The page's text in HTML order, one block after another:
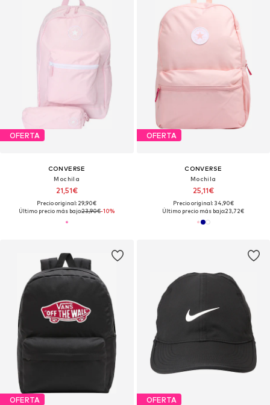
OFERTA
CONVERSE
Mochila
21,51€
Precio original: 29,90€
Último precio más bajo:23,90€-10%
OFERTA
CONVERSE
Mochila
25,11€
Precio original: 34,90€
Último precio más bajo:23,72€
OFERTA OFERTA